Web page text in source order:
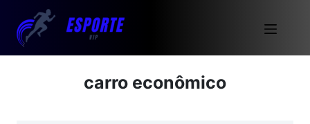
carro econômico